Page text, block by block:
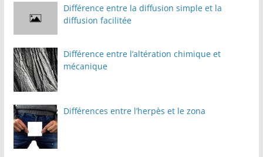
Différence entre la diffusion simple et la
diffusion facilitée
Différence entre l’altération chimique et
mécanique
Différences entre l’herpès et le zona